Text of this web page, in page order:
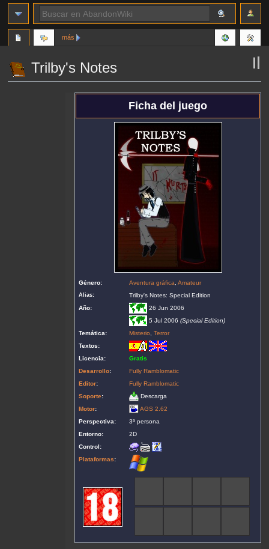
Trilby's Notes
Ficha del juego
Género: Aventura gráfica ,Amateur
Alias:
Trilby's Notes: Special Edition
Año:
26 Jun 2006
5 Jul 2006(Special Edition)
Temática:
Misterio ,Terror
Textos:
Licencia:
Gratis
Desarrollo:
Fully Ramblomatic
Editor:
Fully Ramblomatic
Soporte:
Descarga
Motor:
AGS 2.62
Perspectiva:
3ª persona
Entorno:
2D
Control:
Plataformas:
más